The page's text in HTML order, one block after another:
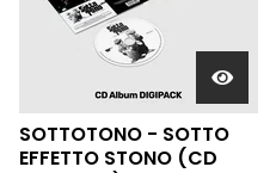
SOTTOTONO - SOTTO
EFFETTO STONO (CD